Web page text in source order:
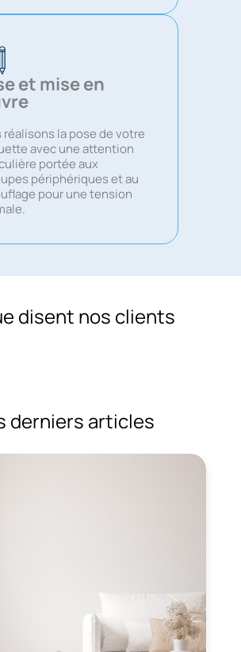
et mise en
réalisons la pose de votre
avec une attention
portée aux
périphériques et au
pour une tension
disent nos clients
derniers articles